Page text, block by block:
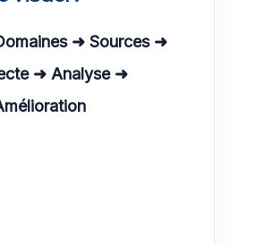
➜ Sources ➜
➜ Analyse ➜